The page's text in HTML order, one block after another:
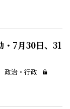
・7月30日、31
政治・行政